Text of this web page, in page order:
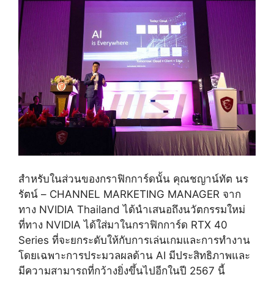
สำหรับในส่วนของกราฟิกการ์ดนั้น คุณชญาน์ทัต นร
รัตน์ – CHANNEL MARKETING MANAGER จาก
ทาง NVIDIA Thailandได้นำเสนอถึงนวัตกรรมใหม่
ที่ทาง NVIDIAได้ใส่มาในกราฟิกการ์ด RTX 40
Series ที่จะยกระดับให้กับการเล่นเกมและการทำงาน
โดยเฉพาะการประมวลผลด้าน AI มีประสิทธิภาพและ
มีความสามารถที่กว้างยิ่งขึ้นไปอีกในปี 2567 นี้